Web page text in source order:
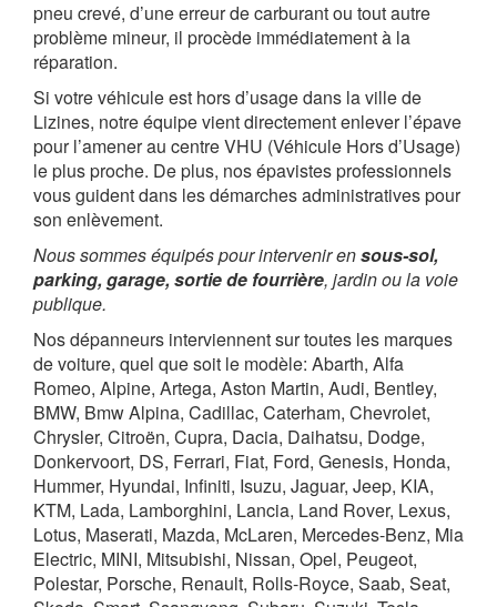
pneu crevé, d’une erreur de carburant ou tout autre
problème mineur, il procède immédiatement à la
réparation.
Si votre véhicule est hors d’usage dans la ville de
Lizines, notre équipe vient directement enlever l’épave
pour l’amener au centre VHU (Véhicule Hors d’Usage)
le plus proche. De plus, nos épavistes professionnels
vous guident dans les démarches administratives pour
son enlèvement.
Nous sommes équipés pour intervenir ensous-sol,
parking, garage, sortie de fourrière, jardin ou la voie
publique.
Nos dépanneurs interviennent sur toutes les marques
de voiture, quel que soit le modèle: Abarth, Alfa
Romeo, Alpine, Artega, Aston Martin, Audi, Bentley,
BMW, Bmw Alpina, Cadillac, Caterham, Chevrolet,
Chrysler, Citroën, Cupra, Dacia, Daihatsu, Dodge,
Donkervoort, DS, Ferrari, Fiat, Ford, Genesis, Honda,
Hummer, Hyundai, Infiniti, Isuzu, Jaguar, Jeep, KIA,
KTM, Lada, Lamborghini, Lancia, Land Rover, Lexus,
Lotus, Maserati, Mazda, McLaren, Mercedes-Benz, Mia
Electric, MINI, Mitsubishi, Nissan, Opel, Peugeot,
Polestar, Porsche, Renault, Rolls-Royce, Saab, Seat,